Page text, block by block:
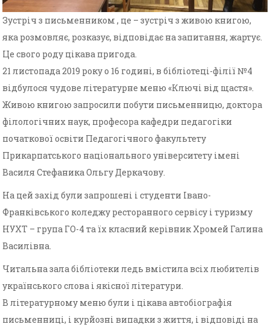
Зустріч з письменником , це – зустріч з живою книгою,
яка розмовляє, розказує, відповідає на запитання, жартує.
Це свого роду цікава пригода.
21 листопада 2019 року о 16 годині, в бібліотеці-філії №4
відбулося чудове літературне меню «Ключі від щастя».
Живою книгою запросили побути письменницю, доктора
філологічних наук, професора кафедри педагогіки
початкової освіти Педагогічного факультету
Прикарпатського національного університету імені
Василя Стефаника Ольгу Деркачову.
На цей захід були запрошені і студенти Івано-
Франківського коледжу ресторанного сервісу і туризму
НУХТ – група ГО-4 та їх класний керівник Хромей Галина
Василівна.
Читальна зала бібліотеки ледь вмістила всіх любителів
українського слова і якісної літератури.
В літературному меню були і цікава автобіографія
письменниці, і курйозні випадки з життя, і відповіді на